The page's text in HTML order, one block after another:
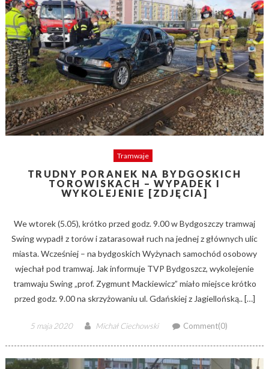
Tramwaje
TRUDNY PORANEK NA BYDGOSKICH
TOROWISKACH – WYPADEK I
WYKOLEJENIE [ZDJĘCIA]
We wtorek (5.05), krótko przed godz. 9.00 w Bydgoszczy tramwaj
Swing wypadł z torów i zatarasował ruch na jednej z głównych ulic
miasta. Wcześniej – na bydgoskich Wyżynach samochód osobowy
wjechał pod tramwaj. Jak informuje TVP Bydgoszcz, wykolejenie
tramwaju Swing „prof. Zygmunt Mackiewicz” miało miejsce krótko
przed godz. 9.00 na skrzyżowaniu ul. Gdańskiej z Jagiellońską.. […]
Posted
5 maja 2020 Author
Michał Ciechowski Comment(0)